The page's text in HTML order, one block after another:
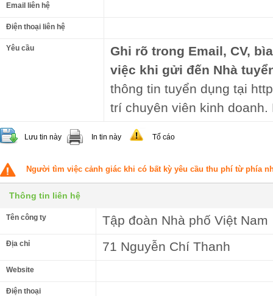
Email liên hệ
Điện thoại liên hệ
Yêu cầu
Ghi rõ trong Email, CV,
việc khi gửi đến Nhà
thông tin tuyển dụng tại
trí chuyên viên kinh doanh.
Lưu tin này In tin này Tố cáo
Người tìm việc cảnh giác khi có bất kỳ yêu cầu thu phí từ phía
Thông tin liên hệ
Tên công ty Tập đoàn Nhà phố Việt Nam
Địa chỉ 71 Nguyễn Chí Thanh
Website
Điện thoại